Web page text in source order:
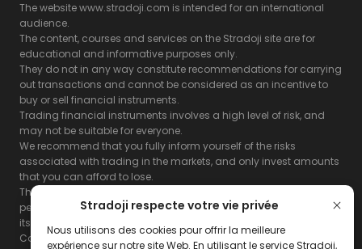
Stradoji respecte votre vie privée
Nous utilisons des cookies pour offrir la meilleure
expérience sur notre site Web. En utilisant le service Stradoji,
The website www.stradoji.com is intended for an international
audience.
The content, courses and services on the Stradoji site are for
educational and informative purposes only.
They do not in any way constitute recommendations for carrying
out transactions and cannot be considered as an incentive to
buy or sell financial instruments.
Trading financial instruments involves a high level of risk, and
may not be suitable for everyone.
We recommend that you fully inform yourself of the risks
associated with trading in the markets, and only invest amounts
that you can afford to lose.
The Stradoji site does not guarantee the results or the
performance of products based on the information contained on
its site and its servers.
Consequently, the Stradoji site and its publishing company